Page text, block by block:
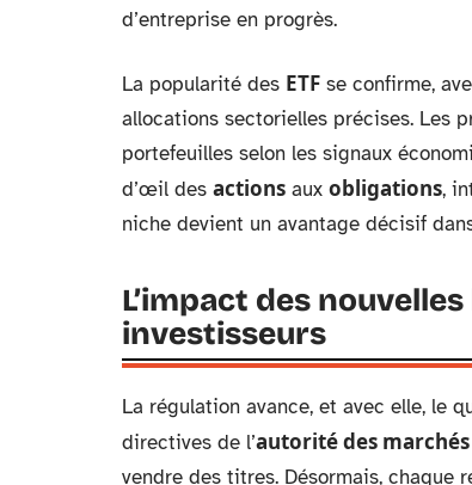
d’entreprise en progrès.
La popularité des ETF se confirme,
allocations sectorielles précises. Les
portefeuilles selon les signaux
d’œil des actions aux obligations,
niche devient un avantage décisif
L’impact des
investisseurs
La régulation avance, et avec elle, le
directives de l’autorité des
vendre des titres. Désormais, chaque